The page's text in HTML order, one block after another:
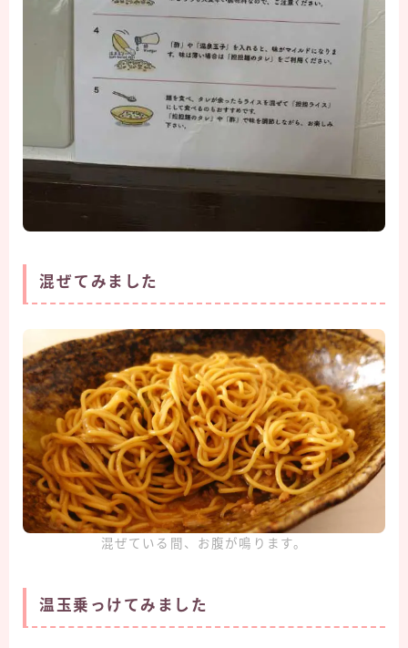
混ぜてみました
混ぜている間、お腹が鳴ります。
温玉乗っけてみました